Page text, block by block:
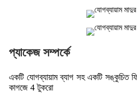
প্যাকেজ সম্পর্কে
একটি যোগব্যায়াম ব্যাগ সহ একটি সঙ্কুচিত
কাগজে 4 টুকরো